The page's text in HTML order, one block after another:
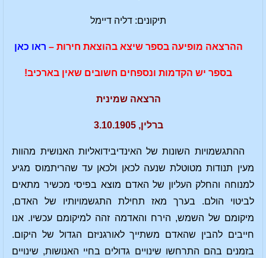
תיקונים: דליה דיימל
ההרצאה מופיעה בספר שיצא בהוצאת חירות – ראו כאן
בספר יש הקדמות ונספחים חשובים שאין בארכיב!
הרצאה שמינית
ברלין, 3.10.1905
ההתגשמויות השונות של האינדיבידואליות האנושית מהוות
מעין תנודות מטוטלת שנעה לכאן ולכאן עד שהריתמוס מגיע
למנוחה והחלק העליון של האדם מוצא בפיסי מכשיר מתאים
לביטוי הולם. בערך מאז תחילת התגשמויותיו של האדם,
מיקומם של השמש, הירח והאדמה זהה למיקומם עכשיו. אנו
חייבים להבין שהאדם משתייך לאורגניזם הגדול של היקום.
בזמנים בהם התרחשו שינויים גדולים בחיי האנושות, שינויים